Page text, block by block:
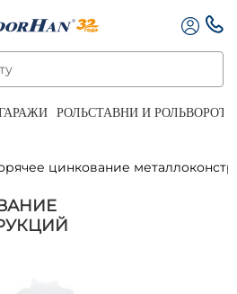
РОЛЬСТАВНИ И РОЛЬВОРОТА
цинкование